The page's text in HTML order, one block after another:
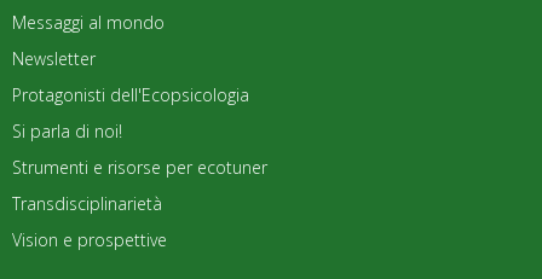
Messaggi al mondo
Newsletter
Protagonisti dell'Ecopsicologia
Si parla di noi!
Strumenti e risorse per ecotuner
Transdisciplinarietà
Vision e prospettive